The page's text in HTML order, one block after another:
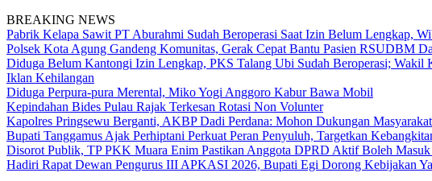
BREAKING NEWS
Pabrik Kelapa Sawit PT Aburahmi Sudah Beroperasi Saat Izin Belum Lengkap,
Polsek Kota Agung Gandeng Komunitas, Gerak Cepat Bantu Pasien RSUDBM
Diduga Belum Kantongi Izin Lengkap, PKS Talang Ubi Sudah Beroperasi; Wakil
Iklan Kehilangan
Diduga Perpura-pura Merental, Miko Yogi Anggoro Kabur Bawa Mobil
Kepindahan Bides Pulau Rajak Terkesan Rotasi Non Volunter
Kapolres Pringsewu Berganti, AKBP Dadi Perdana: Mohon Dukungan Masyarakat
Bupati Tanggamus Ajak Perhiptani Perkuat Peran Penyuluh, Targetkan
Disorot Publik, TP PKK Muara Enim Pastikan Anggota DPRD Aktif Boleh Masuk
Hadiri Rapat Dewan Pengurus III APKASI 2026, Bupati Egi Dorong Kebijakan